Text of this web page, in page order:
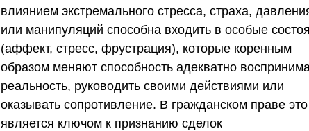
влиянием экстремального стресса, страха,
или манипуляций способна входить в особые
(аффект, стресс, фрустрация), которые коренным
образом меняют способность адекватно
реальность, руководить своими действиями или
оказывать сопротивление. В гражданском праве это
является ключом к признанию сделок